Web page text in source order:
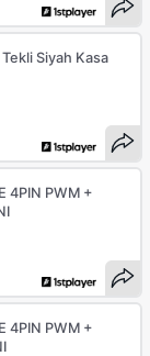
Siyah Kasa
4PIN PWM +
4PIN PWM +